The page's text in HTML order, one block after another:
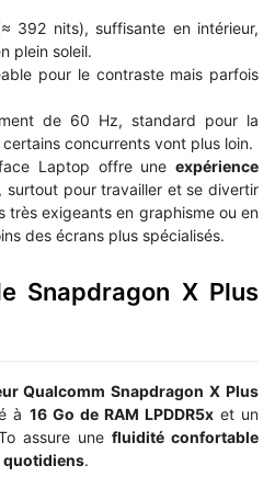
392 nits), suffisante en intérieur,
plein soleil.
pour le contraste mais parfois
de 60 Hz, standard pour la
concurrents vont plus loin.
Laptop offre une expérience
, surtout pour travailler et se divertir
très exigeants en graphisme ou en
des écrans plus spécialisés.
Snapdragon X Plus
Qualcomm Snapdragon X Plus
à 16 Go de RAM LPDDR5xet un
assure une fluidité confortable
quotidiens.